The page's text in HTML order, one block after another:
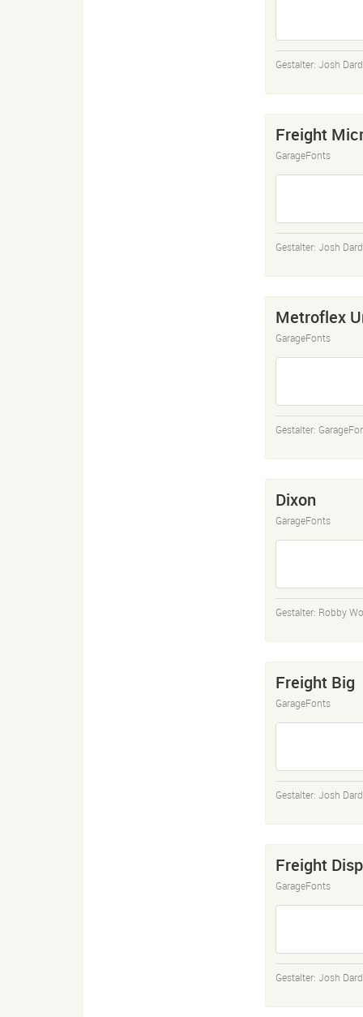
Gestalter: Josh
Freight
GarageFonts
Gestalter: Josh
Metroflex
GarageFonts
Gestalter:
Dixon
GarageFonts
Gestalter: Robby
Freight Big
GarageFonts
Gestalter: Josh
Freight
GarageFonts
Gestalter: Josh